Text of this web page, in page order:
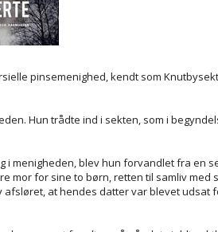
pinsemenighed, kendt som
Hun trådte ind i sekten, som i
i menigheden, blev hun forvandlet fra en
mor for sine to børn, retten til samliv med
at hendes datter var blevet udsat